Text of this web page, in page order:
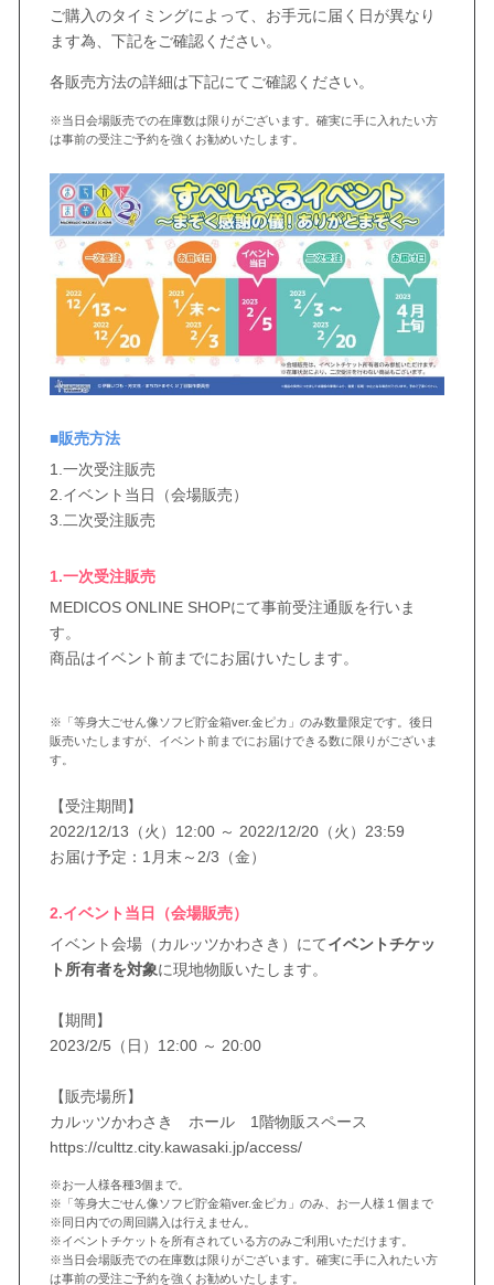
ご購入のタイミングによって、お手元に届く日が異なり
ます為、下記をご確認ください。
各販売方法の詳細は下記にてご確認ください。
※当日会場販売での在庫数は限りがございます。確実に手に入れたい方
は事前の受注ご予約を強くお勧めいたします。
■販売方法
1.一次受注販売
2.イベント当日（会場販売）
3.二次受注販売
1.一次受注販売
MEDICOS ONLINE SHOPにて事前受注通販を行いま
す。
商品はイベント前までにお届けいたします。
※「等身大ごせん像ソフビ貯金箱ver.金ピカ」のみ数量限定です。後日
販売いたしますが、イベント前までにお届けできる数に限りがございま
す。
【受注期間】
2022/12/13（火）12:00 ～ 2022/12/20（火）23:59
お届け予定：1月末～2/3（金）
2.イベント当日（会場販売）
イベント会場（カルッツかわさき）にてイベントチケッ
ト所有者を対象に現地物販いたします。
【期間】
2023/2/5（日）12:00 ～ 20:00
【販売場所】
カルッツかわさき ホール 1階物販スペース
https://culttz.city.kawasaki.jp/access/
※お一人様各種3個まで。
※「等身大ごせん像ソフビ貯金箱ver.金ピカ」のみ、お一人様１個まで
※同日内での周回購入は行えません。
※イベントチケットを所有されている方のみご利用いただけます。
※当日会場販売での在庫数は限りがございます。確実に手に入れたい方
は事前の受注ご予約を強くお勧めいたします。